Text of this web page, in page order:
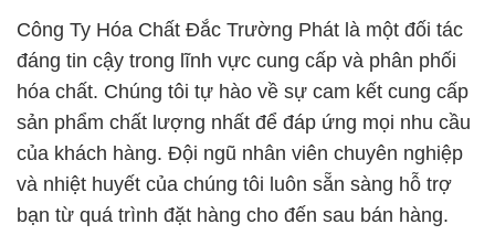
Công Ty Hóa Chất Đắc Trường Phát là một đối tác
đáng tin cậy trong lĩnh vực cung cấp và phân phối
hóa chất. Chúng tôi tự hào về sự cam kết cung cấp
sản phẩm chất lượng nhất để đáp ứng mọi nhu cầu
của khách hàng. Đội ngũ nhân viên chuyên nghiệp
và nhiệt huyết của chúng tôi luôn sẵn sàng hỗ trợ
bạn từ quá trình đặt hàng cho đến sau bán hàng.